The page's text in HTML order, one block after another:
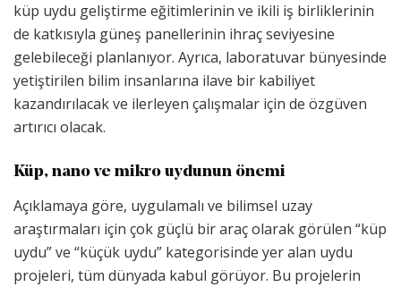
küp uydu geliştirme eğitimlerinin ve ikili iş birliklerinin
de katkısıyla güneş panellerinin ihraç seviyesine
gelebileceği planlanıyor. Ayrıca, laboratuvar bünyesinde
yetiştirilen bilim insanlarına ilave bir kabiliyet
kazandırılacak ve ilerleyen çalışmalar için de özgüven
artırıcı olacak.
Küp, nano ve mikro uydunun önemi
Açıklamaya göre, uygulamalı ve bilimsel uzay
araştırmaları için çok güçlü bir araç olarak görülen “küp
uydu” ve “küçük uydu” kategorisinde yer alan uydu
projeleri, tüm dünyada kabul görüyor. Bu projelerin